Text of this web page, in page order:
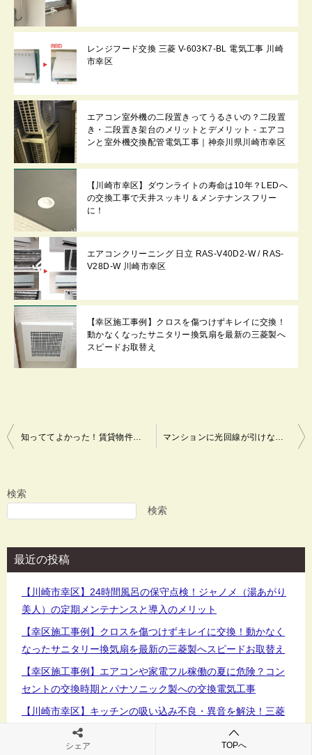
レンジフード交換 三菱 V-603K7-BL 電気工事 川崎
市幸区
エアコン室外機の二段置きってうるさいの？二段置
き・二段置き架台のメリットとデメリット - エアコ
ンと室外機交換配管電気工事｜神奈川県川崎市幸区
【川崎市幸区】ダウンライトの寿命は10年？LEDへ
の交換工事で天井スッキリ＆メンテナンスフリー
に！
エアコンクリーニング 日立 RAS-V40D2‐W / RAS-
V28D‐W 川崎市幸区
【幸区施工事例】クロスを傷つけずキレイに交換！
動かなくなったサニタリー換気扇を最新の三菱製へ
スピードお取替え
投
稿
ビ
ゲ
シ
ョ
知っててよかった！賃貸物件の照明設備トラブルを防ぐ点検ポイントと交換のルール｜シーリングライト（天井照明）の 照明器具点検交換電気工事｜神奈川県川崎市幸区 マンションに光回線が引けない？「引き込み工事」の仕組みと電気通信工事の基礎知識！｜神奈川県川崎市幸区
検索
検索
最近の投稿
【川崎市幸区】24時間風呂の保守点検！ジャノメ（湯あがり
美人）の定期メンテナンスと導入のメリット
【幸区施工事例】クロスを傷つけずキレイに交換！動かなく
なったサニタリー換気扇を最新の三菱製へスピードお取替え
【幸区施工事例】エアコンや家電フル稼働の夏に危険？コン
セントの交換時期とパナソニック製への交換電気工事
【川崎市幸区】キッチンの吸い込み不良・異音を解決！三菱
電機「V-36K7」＆「P-3651KP2」レンジフード交換工事リポ
シェア TOPへ